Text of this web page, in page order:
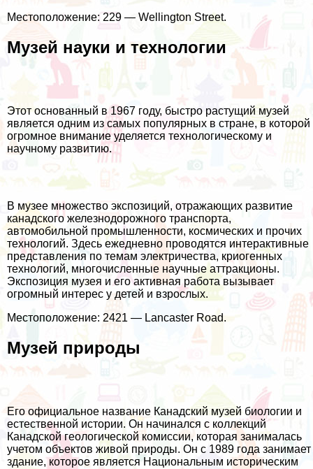
Местоположение: 229 — Wellington Street.
Музей науки и технологии
Этот основанный в 1967 году, быстро растущий музей
является одним из самых популярных в стране, в которой
огромное внимание уделяется технологическому и
научному развитию.
В музее множество экспозиций, отражающих развитие
канадского железнодорожного транспорта,
автомобильной промышленности, космических и прочих
технологий. Здесь ежедневно проводятся интерактивные
представления по темам электричества, криогенных
технологий, многочисленные научные аттракционы.
Экспозиция музея и его активная работа вызывает
огромный интерес у детей и взрослых.
Местоположение: 2421 — Lancaster Road.
Музей природы
Его официальное название Канадский музей биологии и
естественной истории. Он начинался с коллекций
Канадской геологической комиссии, которая занималась
учетом объектов живой природы. Он с 1989 года занимает
здание, которое является Национальным историческим